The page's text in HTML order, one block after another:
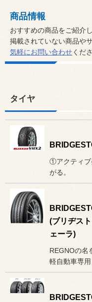
商品情報
おすすめの商品をご紹介
掲載されていない商品や
気軽にお問い合わせくだ
タイヤ
①アクティブ
がる。
(ブリヂス
ェーラ)
REGNOの名
軽自動車専用